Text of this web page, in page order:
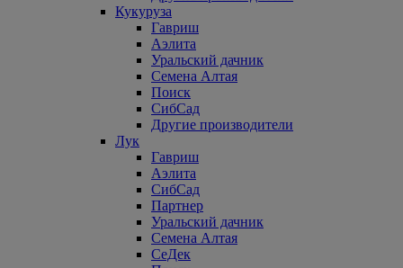
Кукуруза
Гавриш
Аэлита
Уральский дачник
Семена Алтая
Поиск
СибСад
Другие производители
Лук
Гавриш
Аэлита
СибСад
Партнер
Уральский дачник
Семена Алтая
СеДек